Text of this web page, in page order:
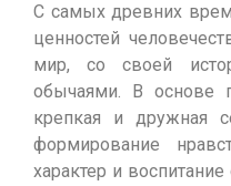
С самых древних
ценностей
мир, со своей
обычаями. В основе
крепкая и дружная
формирование
характер и